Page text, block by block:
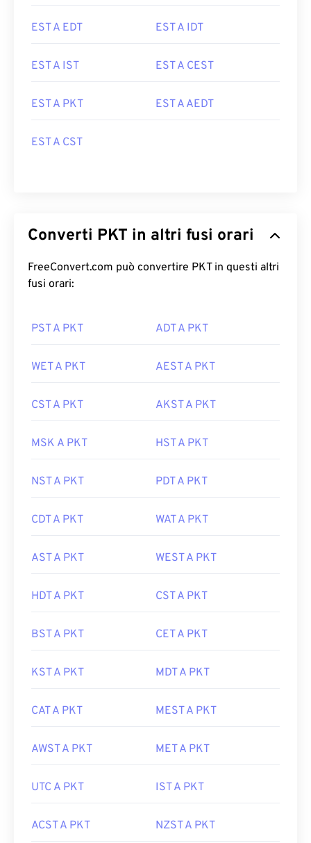
EST A EDT EST A IDT
EST A IST EST A CEST
EST A PKT EST A AEDT
EST A CST
Converti PKT in altri fusi orari
FreeConvert.com può convertire PKT in questi altri
fusi orari:
PST A PKT ADT A PKT
WET A PKT AEST A PKT
CST A PKT AKST A PKT
MSK A PKT HST A PKT
NST A PKT PDT A PKT
CDT A PKT WAT A PKT
AST A PKT WEST A PKT
HDT A PKT CST A PKT
BST A PKT CET A PKT
KST A PKT MDT A PKT
CAT A PKT MEST A PKT
AWST A PKT MET A PKT
UTC A PKT IST A PKT
ACST A PKT NZST A PKT